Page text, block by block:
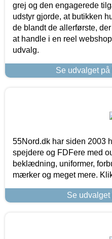
grej og den engagerede
udstyr gjorde, at butikken
de blandt de allerførste,
at handle i en reel
udvalg.
Se udvalget
55Nord.dk har siden 2003
spejdere og FDFere med
beklædning, uniformer,
mærker og meget mere.
Se